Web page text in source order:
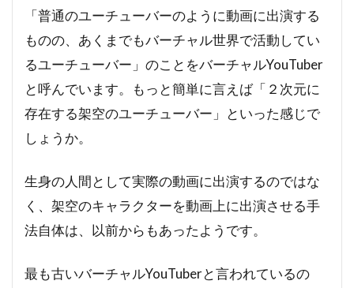
「普通のユーチューバーのように動画に出演する
ものの、あくまでもバーチャル世界で活動してい
るユーチューバー」のことをバーチャルYouTuber
と呼んでいます。もっと簡単に言えば「２次元に
存在する架空のユーチューバー」といった感じで
しょうか。
生身の人間として実際の動画に出演するのではな
く、架空のキャラクターを動画上に出演させる手
法自体は、以前からもあったようです。
最も古いバーチャルYouTuberと言われているの